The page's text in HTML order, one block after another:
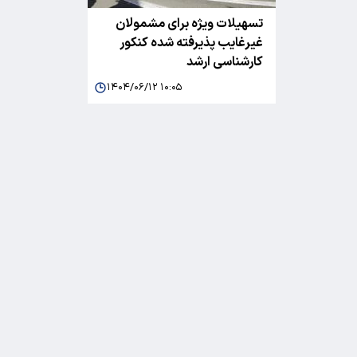
تسهیلات ویژه برای مشمولان
غیرغایب پذیرفته شده کنکور
کارشناسی ارشد
۱۴۰۴/۰۶/۱۲ ۱۰:۰۵